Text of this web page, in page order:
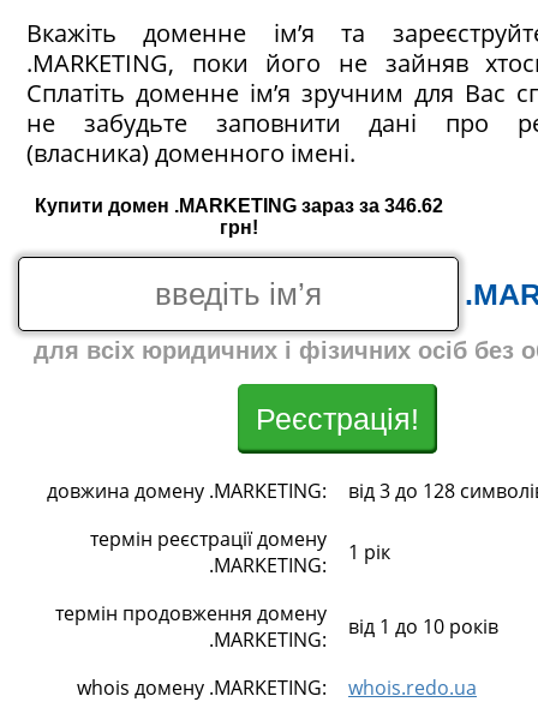
Вкажіть доменне ім’я та
.MARKETING, поки його не зайняв
Сплатіть доменне ім’я зручним для Вас
не забудьте заповнити дані про
(власника) доменного імені.
Купити домен .MARKETING зараз за 346.62
грн!
для всіх юридичних і фізичних осіб без
Реєстрація!
довжина домену .MARKETING:
від 3 до 128
термін реєстрації домену
.MARKETING:
1 рік
термін продовження домену
.MARKETING:
від 1 до 10 років
whois домену .MARKETING:
whois.redo.ua